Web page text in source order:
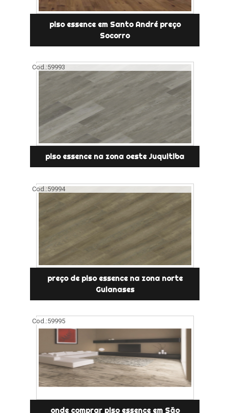
piso essence em Santo André preço
Socorro
Cod.:59993
piso essence na zona oeste Juquitiba
Cod.:59994
preço de piso essence na zona norte
Guianases
Cod.:59995
onde comprar piso essence em São